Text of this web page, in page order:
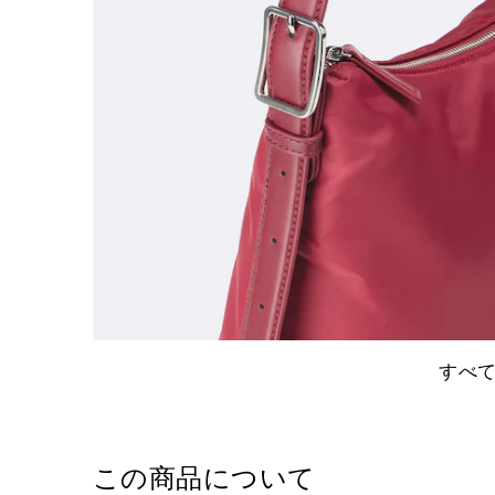
すべ
この商品について